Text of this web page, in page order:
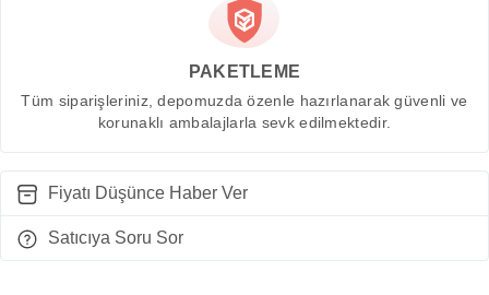
PAKETLEME
Tüm siparişleriniz, depomuzda özenle hazırlanarak güvenli ve
korunaklı ambalajlarla sevk edilmektedir.
Fiyatı Düşünce Haber Ver
Satıcıya Soru Sor